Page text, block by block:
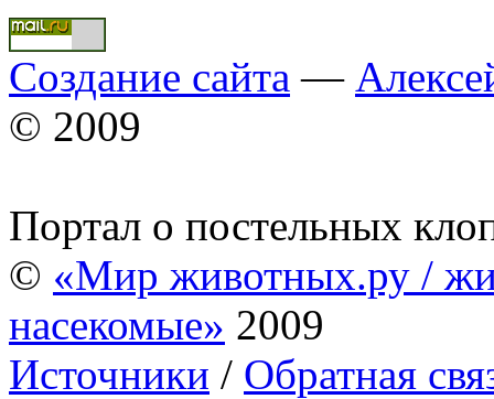
Создание сайта —
© 2009
Портал о постельных
© «Мир животных.ру /
насекомые» 2009
Источники / Обратная